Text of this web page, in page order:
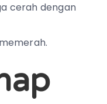
cerah dengan